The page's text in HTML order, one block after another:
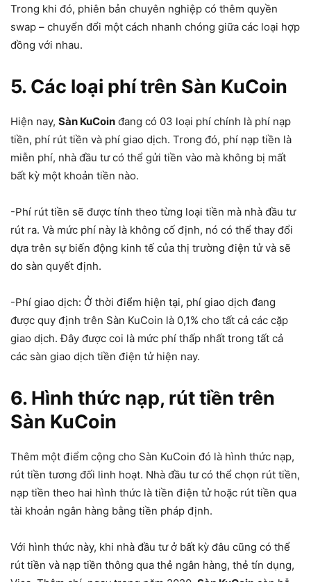
Trong khi đó, phiên bản chuyên nghiệp có thêm quyền
swap – chuyển đổi một cách nhanh chóng giữa các loại hợp
đồng với nhau.
5. Các loại phí trên Sàn KuCoin
Hiện nay, Sàn KuCoin đang có 03 loại phí chính là phí nạp
tiền, phí rút tiền và phí giao dịch. Trong đó, phí nạp tiền là
miễn phí, nhà đầu tư có thể gửi tiền vào mà không bị mất
bất kỳ một khoản tiền nào.
-Phí rút tiền sẽ được tính theo từng loại tiền mà nhà đầu tư
rút ra. Và mức phí này là không cố định, nó có thể thay đổi
dựa trên sự biến động kinh tế của thị trường điện tử và sẽ
do sàn quyết định.
-Phí giao dịch: Ở thời điểm hiện tại, phí giao dịch đang
được quy định trên Sàn KuCoin là 0,1% cho tất cả các cặp
giao dịch. Đây được coi là mức phí thấp nhất trong tất cả
các sàn giao dịch tiền điện tử hiện nay.
6. Hình thức nạp, rút tiền trên
Sàn KuCoin
Thêm một điểm cộng cho Sàn KuCoin đó là hình thức nạp,
rút tiền tương đối linh hoạt. Nhà đầu tư có thể chọn rút tiền,
nạp tiền theo hai hình thức là tiền điện tử hoặc rút tiền qua
tài khoản ngân hàng bằng tiền pháp định.
Với hình thức này, khi nhà đầu tư ở bất kỳ đâu cũng có thể
rút tiền và nạp tiền thông qua thẻ ngân hàng, thẻ tín dụng,